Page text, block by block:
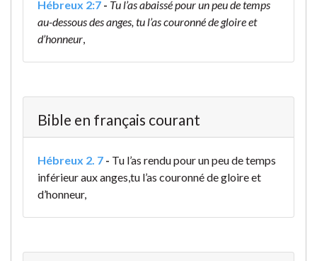
Hébreux 2:7 - Tu l’as abaissé pour un peu de temps
au-dessous des anges,tu l’as couronné de gloire et
d’honneur,
Bible en français courant
Hébreux 2. 7 - Tu l’as rendu pour un peu de temps
inférieur aux anges,tu l’as couronné de gloire et
d’honneur,